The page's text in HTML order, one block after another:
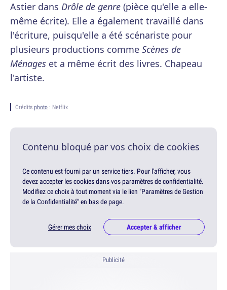
Astier dans Drôle de genre (pièce qu'elle a elle-
même écrite). Elle a également travaillé dans
l'écriture, puisqu'elle a été scénariste pour
plusieurs productions comme Scènes de
Ménages et a même écrit des livres. Chapeau
l'artiste.
Crédits photo : Netflix
Contenu bloqué par vos choix de cookies
Ce contenu est fourni par un service tiers. Pour l'afficher, vous
devez accepter les cookies dans vos paramètres de confidentialité.
Modifiez ce choix à tout moment via le lien "Paramètres de Gestion
de la Confidentialité" en bas de page.
Gérer mes choix Accepter & afficher
Publicité